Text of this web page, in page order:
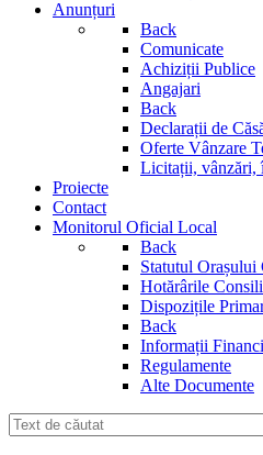
Anunțuri
Back
Comunicate
Achiziții Publice
Angajari
Back
Declarații de
Oferte Vânzare
Licitații, vânzări,
Proiecte
Contact
Monitorul Oficial Local
Back
Statutul Orașului
Hotărârile
Dispozițile
Back
Informații
Regulamente
Alte Documente